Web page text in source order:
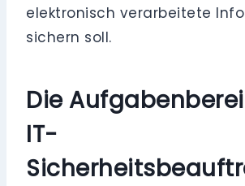
elektronisch verarbeitete
sichern soll.
Die
IT-